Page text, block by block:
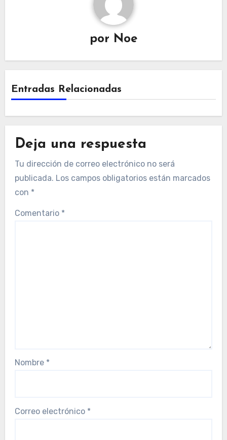
por Noe
Entradas Relacionadas
Deja una respuesta
Tu dirección de correo electrónico no será
publicada. Los campos obligatorios están marcados
con *
Comentario *
Nombre *
Correo electrónico *